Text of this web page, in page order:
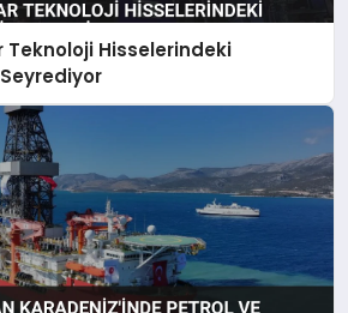
Teknoloji Hisselerindeki